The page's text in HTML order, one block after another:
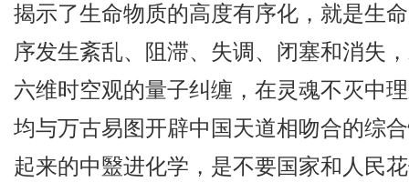
揭示了生命物质的高度有序化，就是生
序发生紊乱、阻滞、失调、闭塞和消失
六维时空观的量子纠缠，在灵魂不灭中
均与万古易图开辟中国天道相吻合的综
起来的中毉进化学，是不要国家和人民